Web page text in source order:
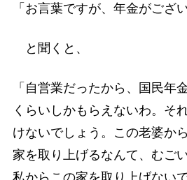
「お言葉ですが、年金がござ
と聞くと、
「自営業だったから、国民年
くらいしかもらえないわ。そ
けないでしょう。この老婆か
家を取り上げるなんて、むご
私からこの家を取り上げないで